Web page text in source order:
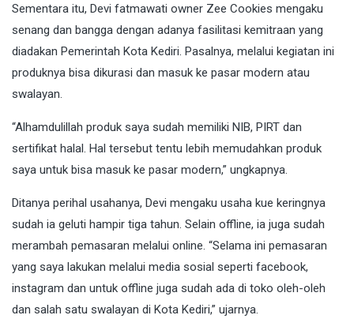
Sementara itu, Devi fatmawati owner Zee Cookies mengaku
senang dan bangga dengan adanya fasilitasi kemitraan yang
diadakan Pemerintah Kota Kediri. Pasalnya, melalui kegiatan ini
produknya bisa dikurasi dan masuk ke pasar modern atau
swalayan.
“Alhamdulillah produk saya sudah memiliki NIB, PIRT dan
sertifikat halal. Hal tersebut tentu lebih memudahkan produk
saya untuk bisa masuk ke pasar modern,” ungkapnya.
Ditanya perihal usahanya, Devi mengaku usaha kue keringnya
sudah ia geluti hampir tiga tahun. Selain offline, ia juga sudah
merambah pemasaran melalui online. “Selama ini pemasaran
yang saya lakukan melalui media sosial seperti facebook,
instagram dan untuk offline juga sudah ada di toko oleh-oleh
dan salah satu swalayan di Kota Kediri,” ujarnya.